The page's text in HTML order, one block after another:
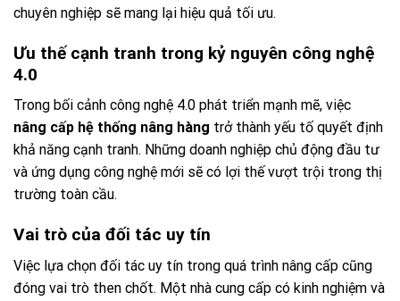
chuyên nghiệp sẽ mang lại hiệu quả tối ưu.
Ưu thế cạnh tranh trong kỷ nguyên công nghệ
4.0
Trong bối cảnh công nghệ 4.0 phát triển mạnh mẽ, việc
nâng cấp hệ thống nâng hàng trở thành yếu tố quyết định
khả năng cạnh tranh. Những doanh nghiệp chủ động đầu tư
và ứng dụng công nghệ mới sẽ có lợi thế vượt trội trong thị
trường toàn cầu.
Vai trò của đối tác uy tín
Việc lựa chọn đối tác uy tín trong quá trình nâng cấp cũng
đóng vai trò then chốt. Một nhà cung cấp có kinh nghiệm và